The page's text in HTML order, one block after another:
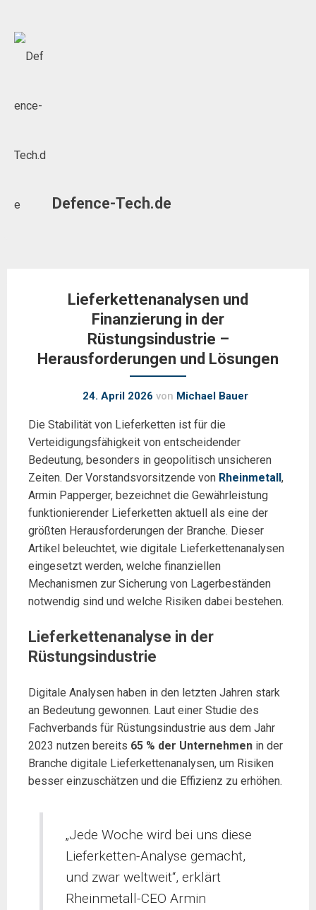
Skip
Defence-Tech.de
Lieferkettenanalysen und
Finanzierung in der
Rüstungsindustrie –
Herausforderungen und Lösungen
24. April 2026 von Michael Bauer
Die Stabilität von Lieferketten ist für die
Verteidigungsfähigkeit von entscheidender
Bedeutung, besonders in geopolitisch unsicheren
Zeiten. Der Vorstandsvorsitzende von Rheinmetall,
Armin Papperger, bezeichnet die Gewährleistung
funktionierender Lieferketten aktuell als eine der
größten Herausforderungen der Branche. Dieser
Artikel beleuchtet, wie digitale Lieferkettenanalysen
eingesetzt werden, welche finanziellen
Mechanismen zur Sicherung von Lagerbeständen
notwendig sind und welche Risiken dabei bestehen.
Lieferkettenanalyse in der
Rüstungsindustrie
Digitale Analysen haben in den letzten Jahren stark
an Bedeutung gewonnen. Laut einer Studie des
Fachverbands für Rüstungsindustrie aus dem Jahr
2023 nutzen bereits 65 % der Unternehmen in der
Branche digitale Lieferkettenanalysen, um Risiken
besser einzuschätzen und die Effizienz zu erhöhen.
„Jede Woche wird bei uns diese
Lieferketten-Analyse gemacht,
und zwar weltweit“, erklärt
Rheinmetall-CEO Armin